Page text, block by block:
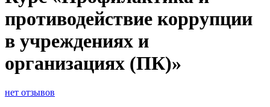
противодействие коррупции
в учреждениях и
организациях (ПК)»
нет отзывов